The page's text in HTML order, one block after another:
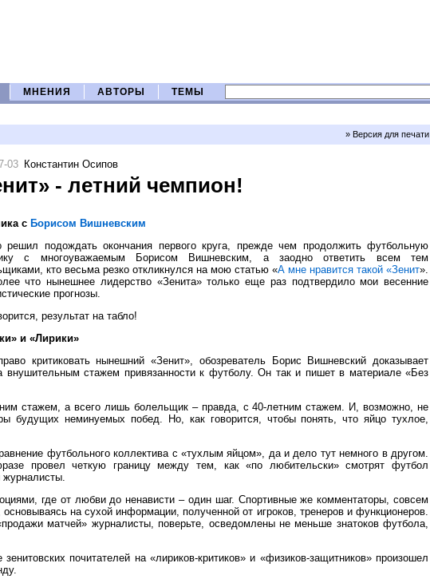
МНЕНИЯ АВТОРЫ ТЕМЫ
» Версия для печати
03 Константин Осипов
- летний чемпион!
с Борисом Вишневским
решил подождать окончания первого круга, прежде чем продолжить футбольную
с многоуважаемым Борисом Вишневским, а заодно ответить всем тем
кто весьма резко откликнулся на мою статью «А мне нравится такой «Зенит».
что нынешнее лидерство «Зенита» только еще раз подтвердило мои весенние
прогнозы.
результат на табло!
и «Лирики»
критиковать нынешний «Зенит», обозреватель Борис Вишневский доказывает
внушительным стажем привязанности к футболу. Он так и пишет в материале «Без
стажем, а всего лишь болельщик – правда, с 40-летним стажем. И, возможно, не
будущих неминуемых побед. Но, как говорится, чтобы понять, что яйцо тухлое,
футбольного коллектива с «тухлым яйцом», да и дело тут немного в другом.
провел четкую границу между тем, как «по любительски» смотрят футбол
журналисты.
где от любви до ненависти – один шаг. Спортивные же комментаторы, совсем
на сухой информации, полученной от игроков, тренеров и функционеров.
матчей» журналисты, поверьте, осведомлены не меньше знатоков футбола,
почитателей на «лириков-критиков» и «физиков-защитников» произошел